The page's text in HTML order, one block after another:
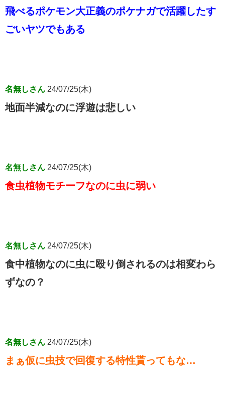
飛べるポケモン大正義のポケナガで活躍したす
ごいヤツでもある
名無しさん 24/07/25(木)
地面半減なのに浮遊は悲しい
名無しさん 24/07/25(木)
食虫植物モチーフなのに虫に弱い
名無しさん 24/07/25(木)
食中植物なのに虫に殴り倒されるのは相変わら
ずなの？
名無しさん 24/07/25(木)
まぁ仮に虫技で回復する特性貰ってもな…